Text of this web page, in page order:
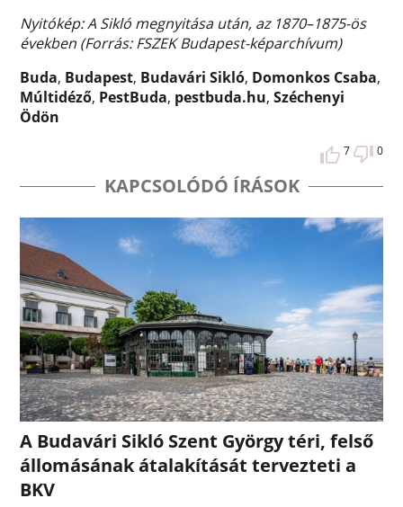
Nyitókép: A Sikló megnyitása után, az 1870–1875-ös
években (Forrás: FSZEK Budapest-képarchívum)
Buda, Budapest, Budavári Sikló, Domonkos Csaba,
Múltidéző, PestBuda, pestbuda.hu,Széchenyi
Ödön
7 0
KAPCSOLÓDÓ ÍRÁSOK
A Budavári Sikló Szent György téri, felső
állomásának átalakítását tervezteti a
BKV